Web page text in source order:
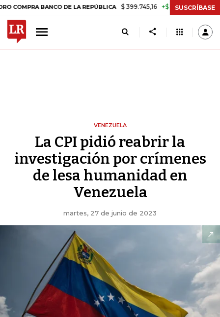
BANCO DE LA REPÚBLICA $ 399.745,16 +$ 2.295,71 +0,58%
SUSCRÍBASE
VENEZUELA
La CPI pidió reabrir la
investigación por crímenes
de lesa humanidad en
Venezuela
martes, 27 de junio de 2023